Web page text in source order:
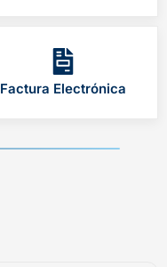
Factura Electrónica